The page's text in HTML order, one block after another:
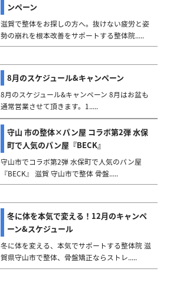
ンペーン
滋賀で整体をお探しの方へ。抜けない疲労と姿
勢の崩れを根本改善をサポートする整体院.....
8月のスケジュール&キャンペーン
8月のスケジュール&キャンペーン 8月はお盆も
通常営業させて頂きます。1.....
守山 市の整体×パン屋 コラボ第2弾 水保
町で人気のパン屋『BECK』
守山市でコラボ第2弾 水保町で人気のパン屋
『BECK』 滋賀 守山市で整体 骨盤.....
冬に体を本気で変える！12月のキャンペ
ーン&スケジュール
冬に体を変える、本気でサポートする整体院 滋
賀県守山市で整体、骨盤矯正ならストレ.....